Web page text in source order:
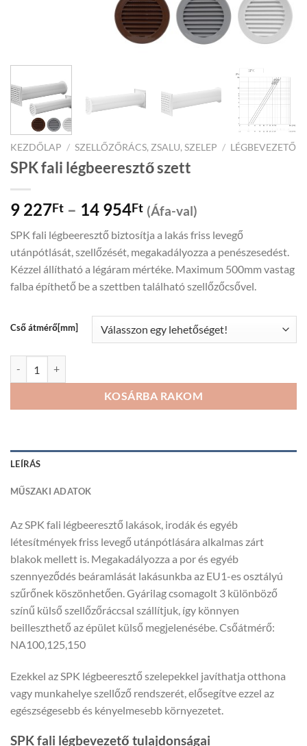
KEZDŐLAP / SZELLŐZŐRÁCS, ZSALU, SZELEP / LÉGBEVEZETŐ
SPK fali légbeeresztő szett
9 227Ft – 14 954FtPrice
9
227Ft
through
14
(Áfa-val)
SPK fali légbeeresztő biztosítja a lakás friss levegő
utánpótlását, szellőzését, megakadályozza a penészesedést.
Kézzel állítható a légáram mértéke. Maximum 500mm vastag
falba építhető be a szettben található szellőzőcsővel.
Cső átmérő[mm]
KOSÁRBA RAKOM
LEÍRÁS
MŰSZAKI ADATOK
Az SPK fali légbeeresztő lakások, irodák és egyéb
létesítmények friss levegő utánpótlására alkalmas zárt
blakok mellett is. Megakadályozza a por és egyéb
szennyeződés beáramlását lakásunkba az EU1-es osztályú
szűrőnek köszönhetően. Gyárilag csomagolt 3 különböző
színű külső szellőzőráccsal szállítjuk, így könnyen
beilleszthető az épület külső megjelenésébe. Csőátmérő:
NA100,125,150
Ezekkel az SPK légbeeresztő szelepekkel javíthatja otthona
vagy munkahelye szellőző rendszerét, elősegítve ezzel az
egészségesebb és kényelmesebb környezetet.
SPK fali légbevezető tulajdonságai